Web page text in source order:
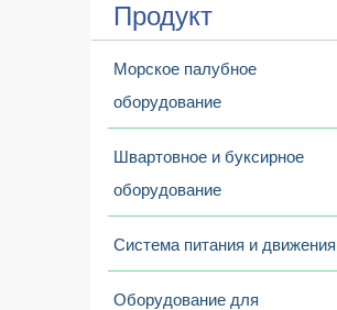
Продукт
Морское палубное
оборудование
Швартовное и буксирное
оборудование
Система питания и движения
Оборудование для